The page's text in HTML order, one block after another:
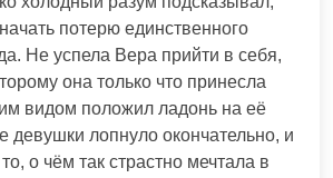
потерю единственного
Не успела Вера прийти в себя,
она только что принесла
видом положил ладонь на её
девушки лопнуло окончательно, и
о чём так страстно мечтала в